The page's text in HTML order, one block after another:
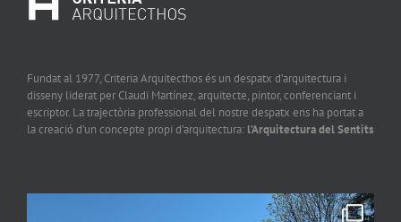
Fundat al 1977, Criteria Arquitecthos és un despatx d’arquitectura i
disseny liderat per Claudi Martínez, arquitecte, pintor, conferenciant i
escriptor. La trajectòria professional del nostre despatx ens ha portat a
la creació d’un concepte propi d’arquitectura: l’Arquitectura del Sentits